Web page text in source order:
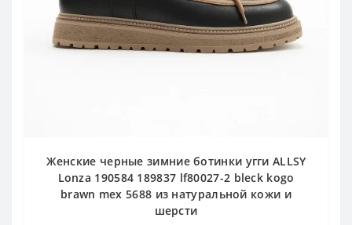
Женские черные зимние ботинки угги ALLSY
Lonza 190584 189837 lf80027-2 bleck kogo
brawn mex 5688 из натуральной кожи и
шерсти